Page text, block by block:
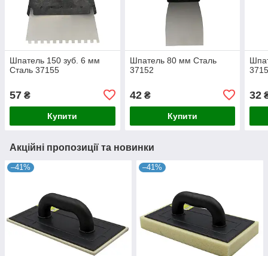
Шпатель 150 зуб. 6 мм
Сталь 37155
57 ₴
Купити
Шпатель 80 мм Сталь
37152
42₴
Купити
32
Акційні пропозиції та новинки
–41% –41%